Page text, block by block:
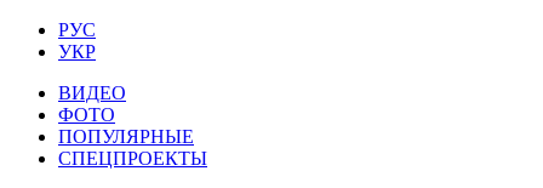
РУС
УКР
ВИДЕО
ФОТО
ПОПУЛЯРНЫЕ
СПЕЦПРОЕКТЫ